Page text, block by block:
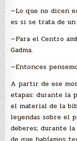
—Lo que no dicen
es si se trata de
—Para el Centro
Gadma.
—Entonces
A partir de ese
etapas: durante la
el material de la
leyendas sobre el
deberes; durante